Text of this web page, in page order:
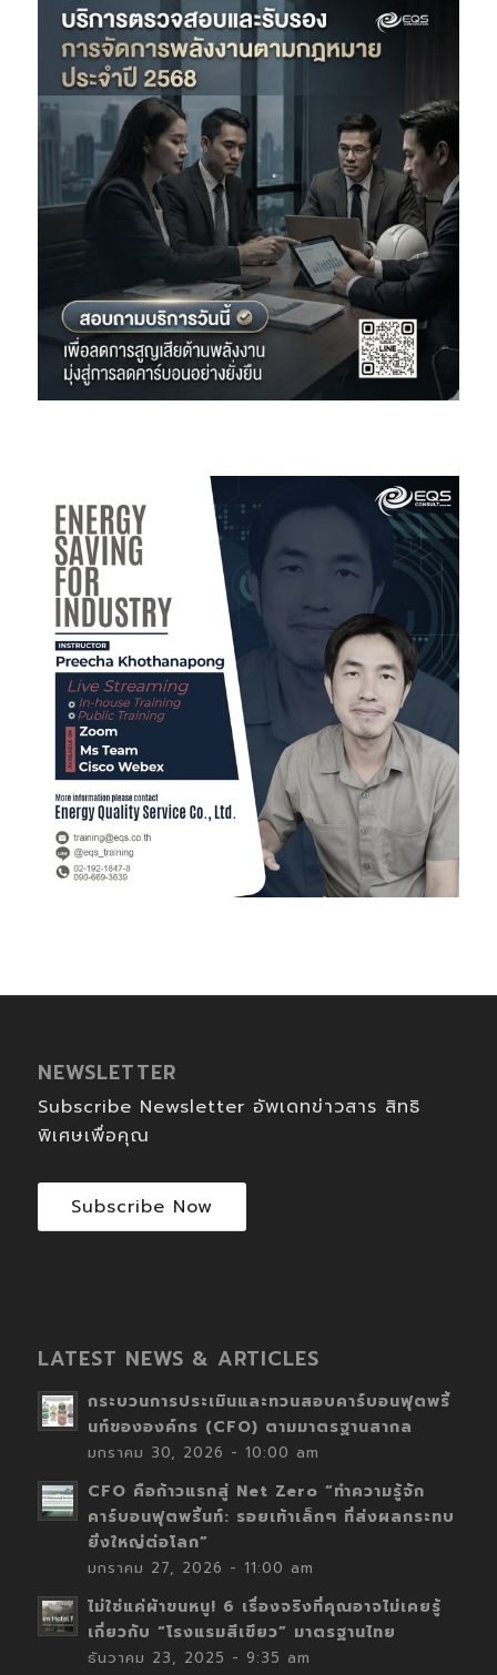
NEWSLETTER
Subscribe Newsletter อัพเดทข่าวสาร สิทธิ
พิเศษเพื่อคุณ
Subscribe Now
LATEST NEWS & ARTICLES
กระบวนการประเมินและทวนสอบคาร์บอนฟุตพริ้
นท์ขององค์กร (CFO) ตามมาตรฐานสากล
มกราคม 30, 2026 - 10:00 am
CFO คือก้าวแรกสู่ Net Zero “ทำความรู้จัก
คาร์บอนฟุตพริ้นท์: รอยเท้าเล็กๆ ที่ส่งผลกระทบ
ยิ่งใหญ่ต่อโลก”
มกราคม 27, 2026 - 11:00 am
ไม่ใช่แค่ผ้าขนหนู! 6 เรื่องจริงที่คุณอาจไม่เคยรู้
เกี่ยวกับ “โรงแรมสีเขียว” มาตรฐานไทย
ธันวาคม 23, 2025 - 9:35 am